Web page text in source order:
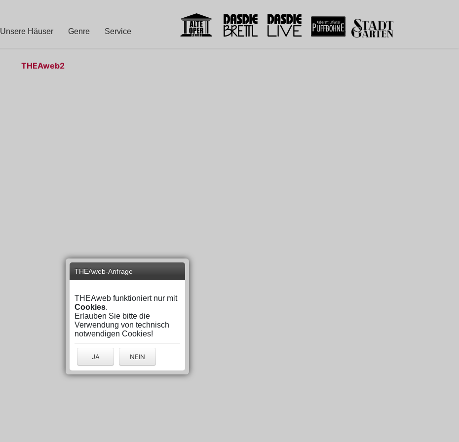
Unsere Häuser Genre Service
THEAweb2
THEAweb-Anfrage
THEAweb funktioniert nur mit
Cookies.
Erlauben Sie bitte die
Verwendung von technisch
notwendigen Cookies!
JA NEIN